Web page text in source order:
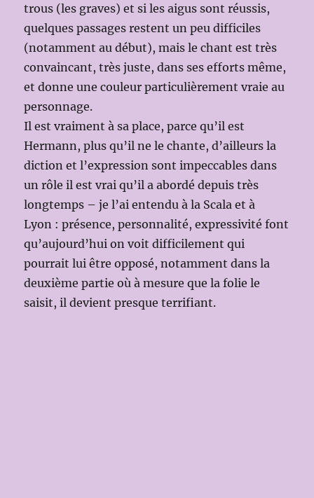
trous (les graves) et si les aigus sont réussis,
quelques passages restent un peu difficiles
(notamment au début), mais le chant est très
convaincant, très juste, dans ses efforts même,
et donne une couleur particulièrement vraie au
personnage.
Il est vraiment à sa place, parce qu’il est
Hermann, plus qu’il ne le chante, d’ailleurs la
diction et l’expression sont impeccables dans
un rôle il est vrai qu’il a abordé depuis très
longtemps – je l’ai entendu à la Scala et à
Lyon : présence, personnalité, expressivité font
qu’aujourd’hui on voit difficilement qui
pourrait lui être opposé, notamment dans la
deuxième partie où à mesure que la folie le
saisit, il devient presque terrifiant.